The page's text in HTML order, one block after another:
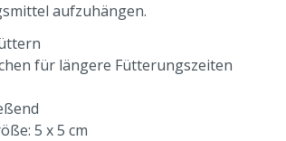
aufzuhängen.
für längere Fütterungszeiten
5 x 5 cm